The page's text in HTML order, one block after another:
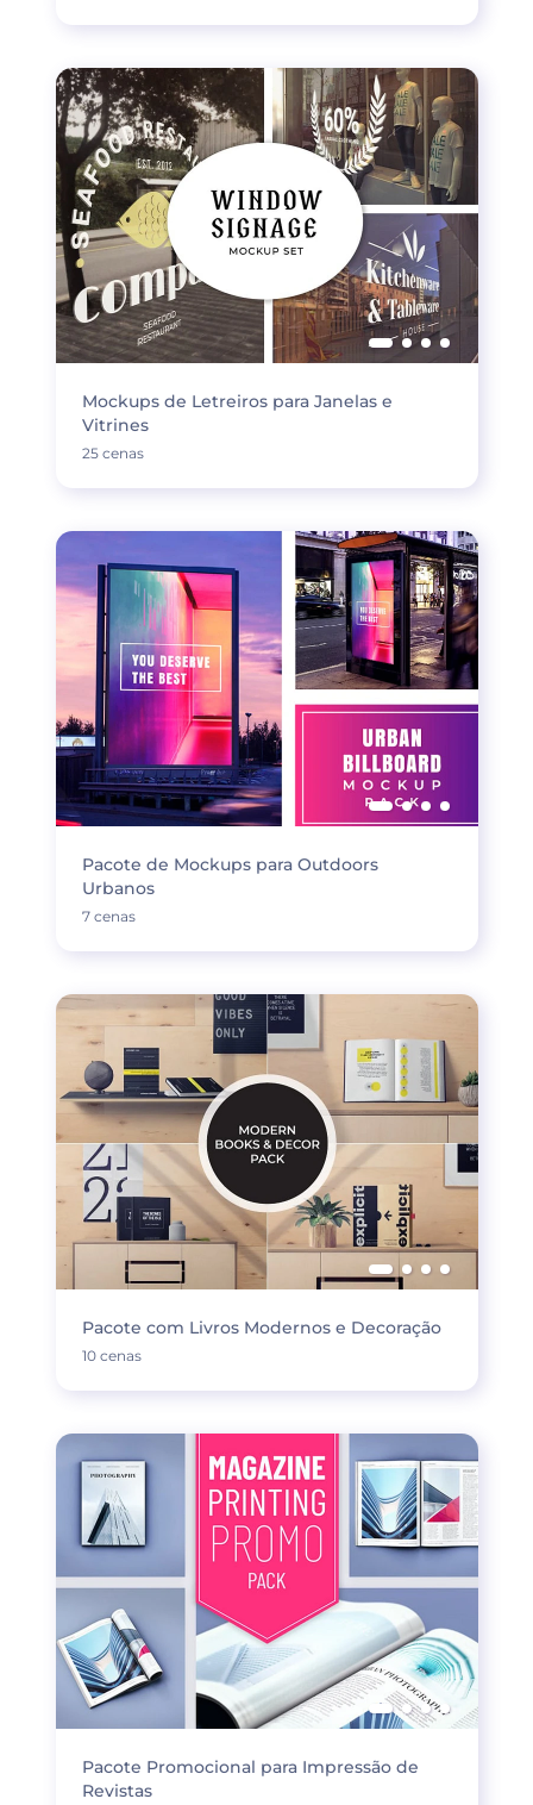
Mockups de Letreiros para Janelas e
Vitrines
25 cenas
Pacote de Mockups para Outdoors
Urbanos
7 cenas
Pacote com Livros Modernos e Decoração
10 cenas
Pacote Promocional para Impressão de
Revistas